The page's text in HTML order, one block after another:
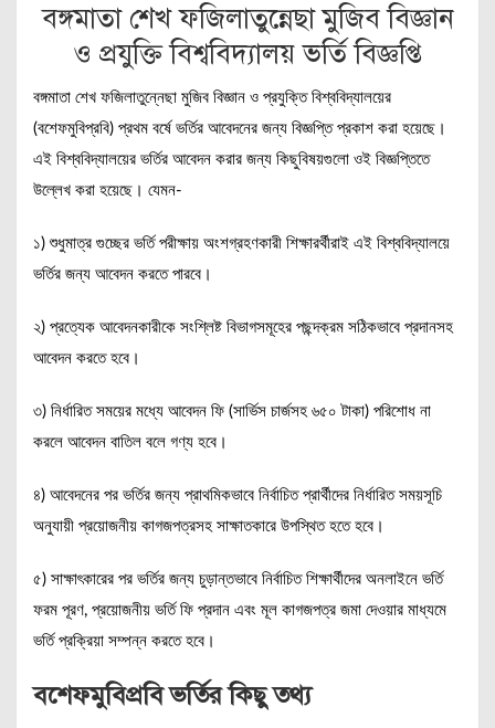
বঙ্গমাতা শেখ ফজিলাতুন্নেছা মুজিব বিজ্ঞান
ও প্রযুক্তি বিশ্ববিদ্যালয় ভর্তি বিজ্ঞপ্তি
বঙ্গমাতা শেখ ফজিলাতুন্নেছা মুজিব বিজ্ঞান ও প্রযুক্তি বিশ্ববিদ্যালয়ের
(বশেফমুবিপ্রবি) প্রথম বর্ষে ভর্তির আবেদনের জন্য বিজ্ঞপ্তি প্রকাশ করা হয়েছে।
এই বিশ্ববিদ্যালয়ের ভর্তির আবেদন করার জন্য কিছুবিষয়গুলো ওই বিজ্ঞপ্তিতে
উল্লেখ করা হয়েছে। যেমন-
১) শুধুমাত্র গুচ্ছের ভর্তি পরীক্ষায় অংশগ্রহণকারী শিক্ষারর্থীরাই এই বিশ্ববিদ্যালয়ে
ভর্তির জন্য আবেদন করতে পারবে।
২) প্রত্যেক আবেদনকারীকে সংশ্লিষ্ট বিভাগসমূহের পছন্দক্রম সঠিকভাবে প্রদানসহ
আবেদন করতে হবে।
৩) নির্ধারিত সময়ের মধ্যে আবেদন ফি (সার্ভিস চার্জসহ ৬৫০ টাকা) পরিশোধ না
করলে আবেদন বাতিল বলে গণ্য হবে।
৪) আবেদনের পর ভর্তির জন্য প্রাথমিকভাবে নির্বাচিত প্রার্থীদের নির্ধারিত সময়সূচি
অনুযায়ী প্রয়োজনীয় কাগজপত্রসহ সাক্ষাতকারে উপস্থিত হতে হবে।
৫) সাক্ষাৎকারের পর ভর্তির জন্য চুড়ান্তভাবে নির্বাচিত শিক্ষার্থীদের অনলাইনে ভর্তি
ফরম পূরণ, প্রয়োজনীয় ভর্তি ফি প্রদান এবং মূল কাগজপত্র জমা দেওয়ার মাধ্যমে
ভর্তি প্রক্রিয়া সম্পন্ন করতে হবে।
বশেফমুবিপ্রবি ভর্তির কিছু তথ্য